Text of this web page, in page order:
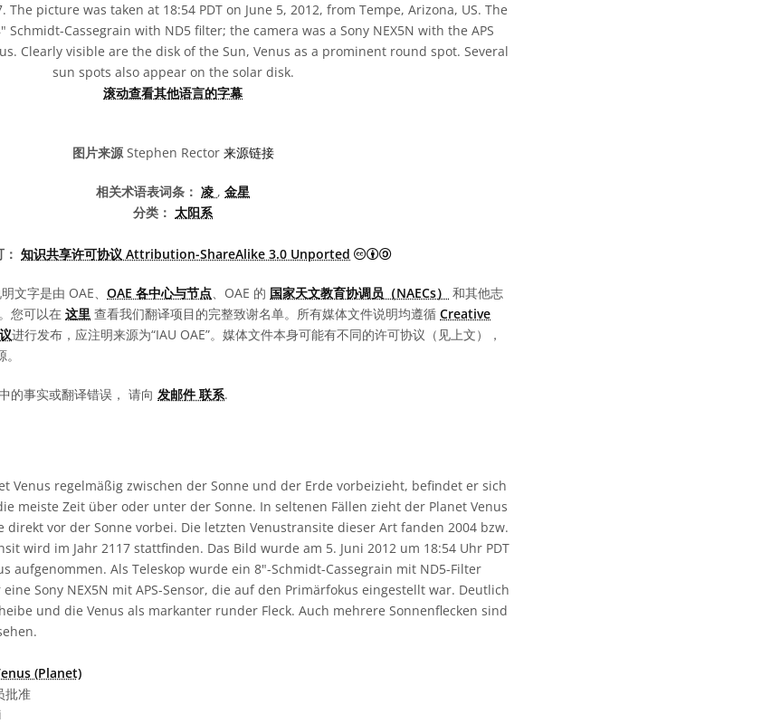
picture was taken at 18:54 PDT on June 5, 2012, from Tempe, Arizona, US. The
Schmidt-Cassegrain with ND5 filter; the camera was a Sony NEX5N with the APS
Clearly visible are the disk of the Sun, Venus as a prominent round spot. Several
sun spots also appear on the solar disk.
滚动查看其他语言的字幕
图片来源Stephen Rector 来源链接
相关术语表词条： 凌 , 金星
分类： 太阳系
知识共享许可协议 Attribution-ShareAlike 3.0 Unported 知识共享许可协议 Attribution-ShareAlike 3.0 Unported 图标
文字是由 OAE、 OAE 各中心与节点、OAE 的 国家天文教育协调员（NAECs）
和其他志
您可以在 这里 查看我们翻译项目的完整致谢名单。所有媒体文件说明均遵循 Creative
进行发布，应注明来源为“IAU OAE”。媒体文件本身可能有不同的许可协议（见上文），
的事实或翻译错误， 请向 发邮件 联系.
Venus regelmäßig zwischen der Sonne und der Erde vorbeizieht, befindet er sich
meiste Zeit über oder unter der Sonne. In seltenen Fällen zieht der Planet Venus
direkt vor der Sonne vorbei. Die letzten Venustransite dieser Art fanden 2004 bzw.
wird im Jahr 2117 stattfinden. Das Bild wurde am 5. Juni 2012 um 18:54 Uhr PDT
aufgenommen. Als Teleskop wurde ein 8"-Schmidt-Cassegrain mit ND5-Filter
Sony NEX5N mit APS-Sensor, die auf den Primärfokus eingestellt war. Deutlich
und die Venus als markanter runder Fleck. Auch mehrere Sonnenflecken sind
(Planet)
批准